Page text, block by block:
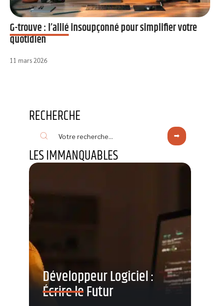
G-trouve : l’allié insoupçonné pour simplifier votre
quotidien
11 mars 2026
RECHERCHE
LES IMMANQUABLES
Développeur Logiciel :
Écrire le Futur